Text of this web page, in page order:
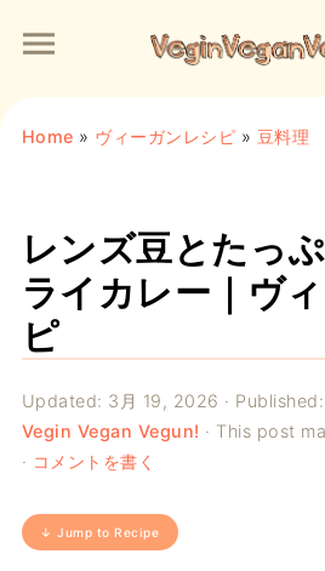
Home » ヴィーガンレシピ » 豆料理
レンズ豆とたっ
ライカレー｜ヴ
ピ
Updated: 3月 19, 2026 · Published:
Vegin Vegan Vegun! · This post
· コメントを書く
↓ Jump to Recipe